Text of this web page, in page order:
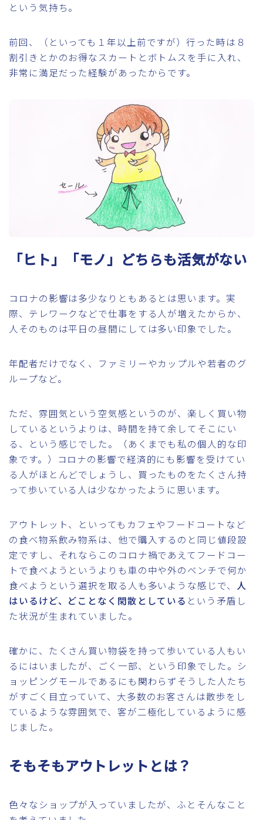
という気持ち。
前回、（といっても１年以上前ですが）行った時は８
割引きとかのお得なスカートとボトムスを手に入れ、
非常に満足だった経験があったからです。
「ヒト」「モノ」どちらも活気がない
コロナの影響は多少なりともあるとは思います。実
際、テレワークなどで仕事をする人が増えたからか、
人そのものは平日の昼間にしては多い印象でした。
年配者だけでなく、ファミリーやカップルや若者のグ
ループなど。
ただ、雰囲気という空気感というのが、楽しく買い物
しているというよりは、時間を持て余してそこにい
る、という感じでした。（あくまでも私の個人的な印
象です。）コロナの影響で経済的にも影響を受けてい
る人がほとんどでしょうし、買ったものをたくさん持
って歩いている人は少なかったように思います。
アウトレット、といってもカフェやフードコートなど
の食べ物系飲み物系は、他で購入するのと同じ値段設
定ですし、それならこのコロナ禍であえてフードコー
トで食べようというよりも車の中や外のベンチで何か
食べようという選択を取る人も多いような感じで、
人
はいるけど、どことなく閑散としている という矛盾し
た状況が生まれていました。
確かに、たくさん買い物袋を持って歩いている人もい
るにはいましたが、ごく一部、という印象でした。シ
ョッピングモールであるにも関わらずそうした人たち
がすごく目立っていて、大多数のお客さんは散歩をし
ているような雰囲気で、客が二極化しているように感
じました。
そもそもアウトレットとは？
色々なショップが入っていましたが、ふとそんなこと